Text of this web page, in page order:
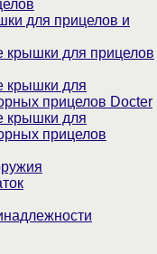
для прицелов и
для прицелов
крышки для
прицелов Docter
крышки для
прицелов